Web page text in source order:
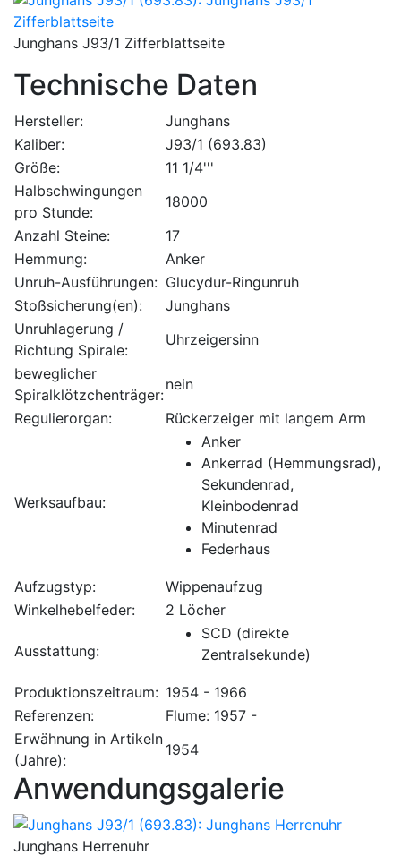
Junghans J93/1 Zifferblattseite
Technische Daten
Hersteller:
Junghans
Kaliber:
J93/1 (693.83)
Größe:
11 1/4'''
Halbschwingungen
pro Stunde:
18000
Anzahl Steine:
17
Hemmung:
Anker
Unruh-Ausführungen: Glucydur-Ringunruh
Stoßsicherung(en):
Junghans
Unruhlagerung /
Richtung Spirale:
Uhrzeigersinn
beweglicher
Spiralklötzchenträger:
nein
Regulierorgan:
Rückerzeiger mit langem Arm
Werksaufbau:
Anker
Ankerrad (Hemmungsrad),
Sekundenrad,
Kleinbodenrad
Minutenrad
Federhaus
Aufzugstyp:
Wippenaufzug
Winkelhebelfeder:
2 Löcher
Ausstattung:
SCD (direkte
Zentralsekunde)
Produktionszeitraum: 1954 - 1966
Referenzen:
Flume: 1957 -
Erwähnung in Artikeln
(Jahre):
1954
Anwendungsgalerie
Junghans Herrenuhr